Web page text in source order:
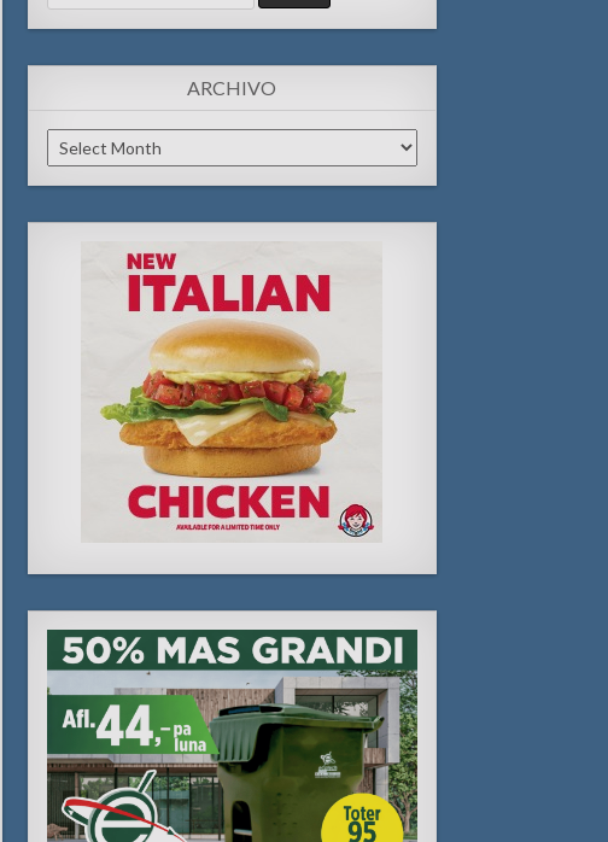
for:
ARCHIVO
Archivo